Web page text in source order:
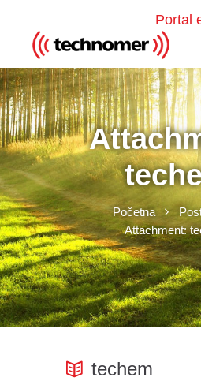
Portal
Početna
Attachment:
techem